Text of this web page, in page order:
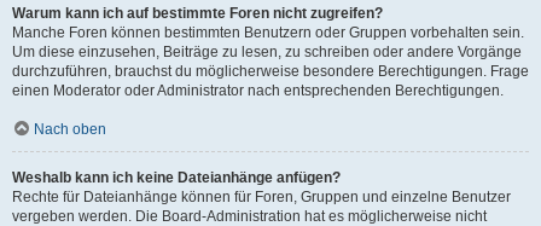
Warum kann ich auf bestimmte Foren nicht zugreifen?
Manche Foren können bestimmten Benutzern oder Gruppen vorbehalten sein.
Um diese einzusehen, Beiträge zu lesen, zu schreiben oder andere Vorgänge
durchzuführen, brauchst du möglicherweise besondere Berechtigungen. Frage
einen Moderator oder Administrator nach entsprechenden Berechtigungen.
Nach oben
Weshalb kann ich keine Dateianhänge anfügen?
Rechte für Dateianhänge können für Foren, Gruppen und einzelne Benutzer
vergeben werden. Die Board-Administration hat es möglicherweise nicht